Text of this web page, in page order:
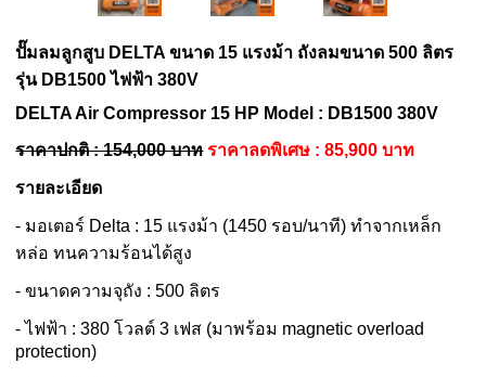
ปั๊มลมลูกสูบ DELTA ขนาด 15 แรงม้า ถังลมขนาด 500 ลิตร
รุ่น DB1500 ไฟฟ้า 380V
DELTA Air Compressor 15 HP Model : DB1500 380V
ราคาปกติ : 154,000 บาท ราคาลดพิเศษ : 85,900 บาท
รายละเอียด
- มอเตอร์ Delta : 15 แรงม้า (1450 รอบ/นาที) ทำจากเหล็ก
หล่อ ทนความร้อนได้สูง
- ขนาดความจุถัง : 500 ลิตร
- ไฟฟ้า : 380 โวลต์ 3 เฟส (มาพร้อม magnetic overload
protection)